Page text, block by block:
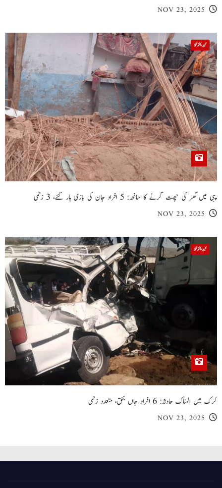
NOV 23, 2025
خیبر پختونخوا
پبی میں گھر کی چھت گرنے کا سانحہ: 5 افراد جان کی بازی ہار گئے، 3 زخمی
NOV 23, 2025
خیبر پختونخوا
کرک میں المناک حادثہ: 6 افراد جاں بحق، متعدد زخمی
NOV 23, 2025